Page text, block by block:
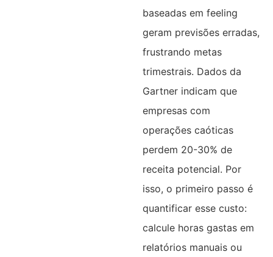
baseadas em feeling
geram previsões erradas,
frustrando metas
trimestrais. Dados da
Gartner indicam que
empresas com
operações caóticas
perdem 20-30% de
receita potencial. Por
isso, o primeiro passo é
quantificar esse custo:
calcule horas gastas em
relatórios manuais ou